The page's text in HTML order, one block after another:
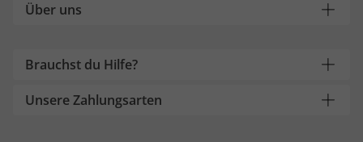
Über uns
Brauchst du Hilfe?
Unsere Zahlungsarten